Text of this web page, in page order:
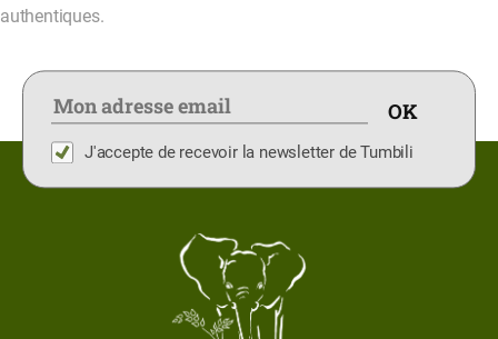
authentiques.
J'accepte de recevoir la newsletter de Tumbili